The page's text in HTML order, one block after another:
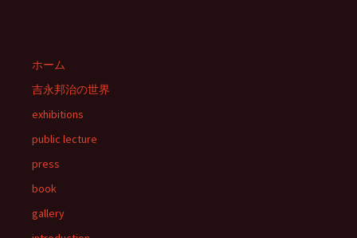
ホーム
吉永邦治の世界
exhibitions
public lecture
press
book
gallery